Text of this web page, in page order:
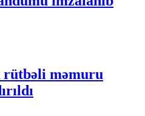
rütbəli məmuru